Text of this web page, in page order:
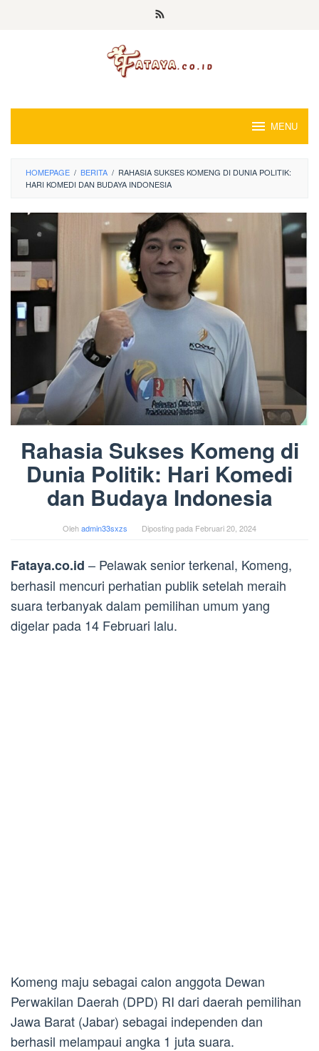
MENU
HOMEPAGE / BERITA / RAHASIA SUKSES KOMENG DI DUNIA POLITIK:
HARI KOMEDI DAN BUDAYA INDONESIA
Rahasia Sukses Komeng di
Dunia Politik: Hari Komedi
dan Budaya Indonesia
Olehadmin33sxzs Diposting pada Februari 20, 2024
Fataya.co.id – Pelawak senior terkenal, Komeng,
berhasil mencuri perhatian publik setelah meraih
suara terbanyak dalam pemilihan umum yang
digelar pada 14 Februari lalu.
Komeng maju sebagai calon anggota Dewan
Perwakilan Daerah (DPD) RI dari daerah pemilihan
Jawa Barat (Jabar) sebagai independen dan
berhasil melampaui angka 1 juta suara.